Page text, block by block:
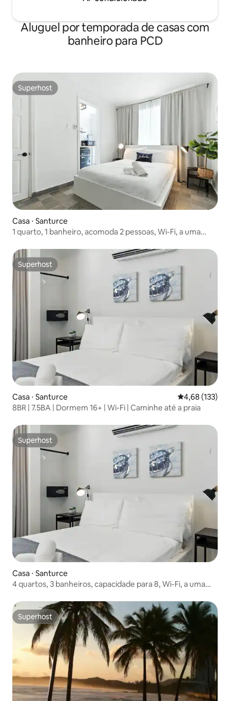
Aluguel por temporada de casas com
banheiro para PCD
Superhost
Superhost
Casa ⋅ Santurce
1 quarto, 1 banheiro, acomoda 2 pessoas, Wi-Fi, a uma
Superhost
Superhost
Casa ⋅ Santurce 4,68 de uma
4,68 (133)
8BR | 7.5BA | Dormem 16+ | Wi-Fi | Caminhe até a praia
Superhost
Superhost
Casa ⋅ Santurce
4 quartos, 3 banheiros, capacidade para 8, Wi-Fi, a uma
Superhost
Superhost